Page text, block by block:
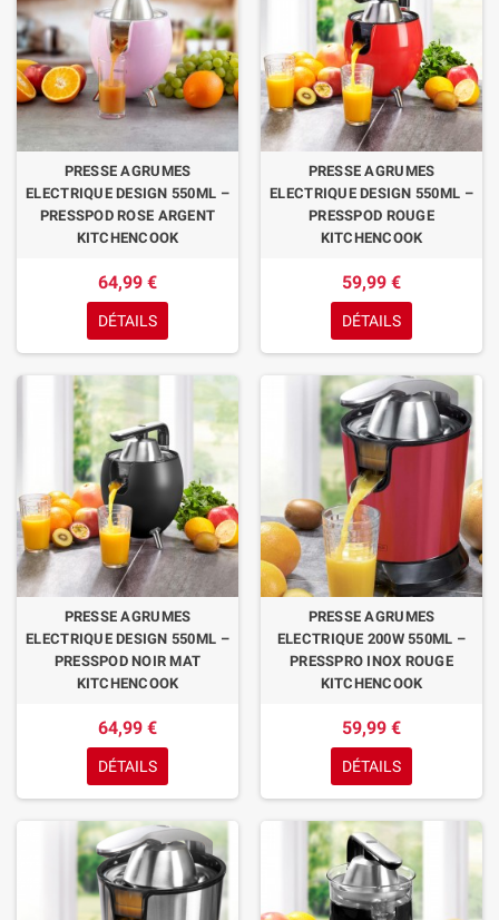
PRESSE AGRUMES
ELECTRIQUE DESIGN 550ML –
PRESSPOD ROSE ARGENT
KITCHENCOOK
64,99 €
DÉTAILS
PRESSE AGRUMES
ELECTRIQUE DESIGN 550ML –
PRESSPOD ROUGE
KITCHENCOOK
59,99 €
DÉTAILS
PRESSE AGRUMES
ELECTRIQUE DESIGN 550ML –
PRESSPOD NOIR MAT
KITCHENCOOK
64,99 €
DÉTAILS
PRESSE AGRUMES
ELECTRIQUE 200W 550ML –
PRESSPRO INOX ROUGE
KITCHENCOOK
59,99 €
DÉTAILS